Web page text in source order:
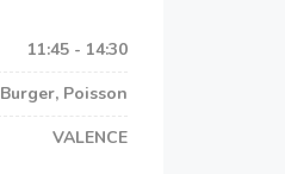
11:45 - 14:30
Burger, Poisson
VALENCE